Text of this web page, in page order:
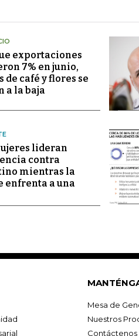
exportaciones
7% en junio,
de café y flores se
a la baja
lideran
contra
mientras la
enfrenta a una
Mesa de
Nuestros
Contáctenos